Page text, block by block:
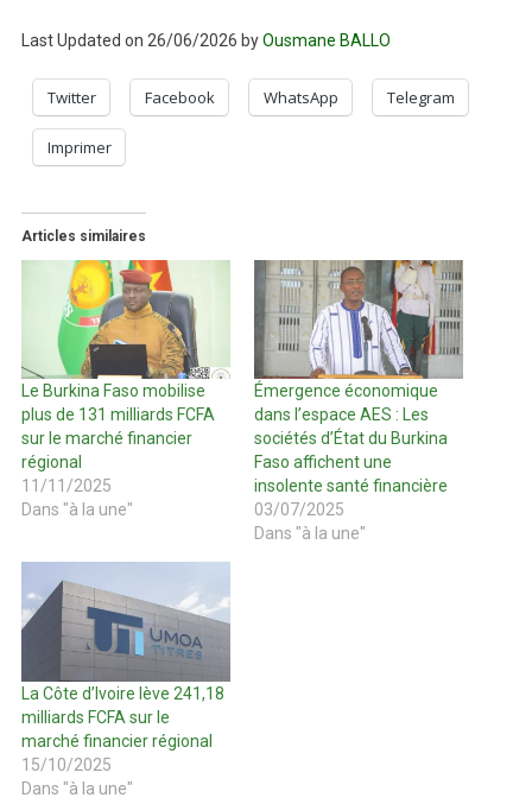
Last Updated on 26/06/2026 byOusmane BALLO
Twitter Facebook WhatsApp Telegram
Imprimer
Articles similaires
Le Burkina Faso mobilise
plus de 131 milliards FCFA
sur le marché financier
régional
11/11/2025
Dans "à la une"
Émergence économique
dans l’espace AES : Les
sociétés d’État du Burkina
Faso affichent une
insolente santé financière
03/07/2025
Dans "à la une"
La Côte d’Ivoire lève 241,18
milliards FCFA sur le
marché financier régional
15/10/2025
Dans "à la une"